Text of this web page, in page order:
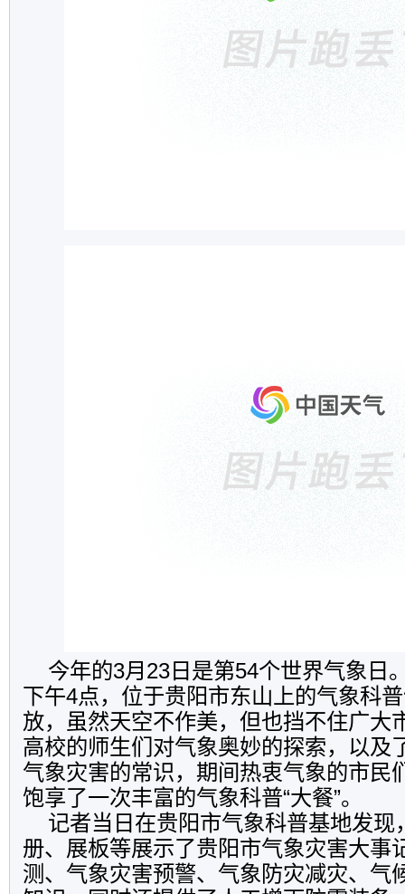
今年的3月23日是第54个世界气象日
下午4点，位于贵阳市东山上的气象科
放，虽然天空不作美，但也挡不住广大
高校的师生们对气象奥妙的探索，以及
气象灾害的常识，期间热衷气象的市民
饱享了一次丰富的气象科普“大餐”。
记者当日在贵阳市气象科普基地发现
册、展板等展示了贵阳市气象灾害大事
测、气象灾害预警、气象防灾减灾、气